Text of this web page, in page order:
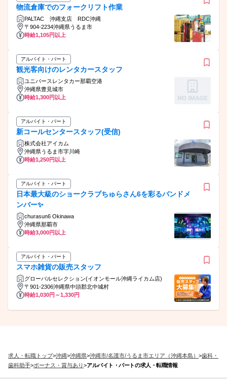
物流倉庫でのフォークリフト作業
PALTAC 沖縄支店 RDC沖縄
〒904-2234沖縄県うるま市
時給1,105円以上
アルバイト・パート
観光客向けのレンタカースタッフ
ユニバースレンタカー那覇空港
沖縄県豊見城市
時給1,300円以上
アルバイト・パート
新コールセンタースタッフ(受信)
株式会社アイカム
沖縄県うるま市字川崎
時給1,250円以上
アルバイト・パート
日本最大級のショークラブちゅらさん6を彩るバンドメ
ンバー✨
churasun6 Okinawa
沖縄県那覇市
時給3,000円以上
アルバイト・パート
スマホ雑貨の販売スタッフ
グローバルセレクション(イオンモール沖縄ライカム店)
〒901-2306沖縄県中頭郡北中城村
時給1,030円～1,330円
求人・転職トップ>沖縄>沖縄県>沖縄市/名護市/うるま市エリア（沖縄本島） >歯科・
歯科助手>ボーナス・賞与あり>アルバイト・パートの求人・転職情報